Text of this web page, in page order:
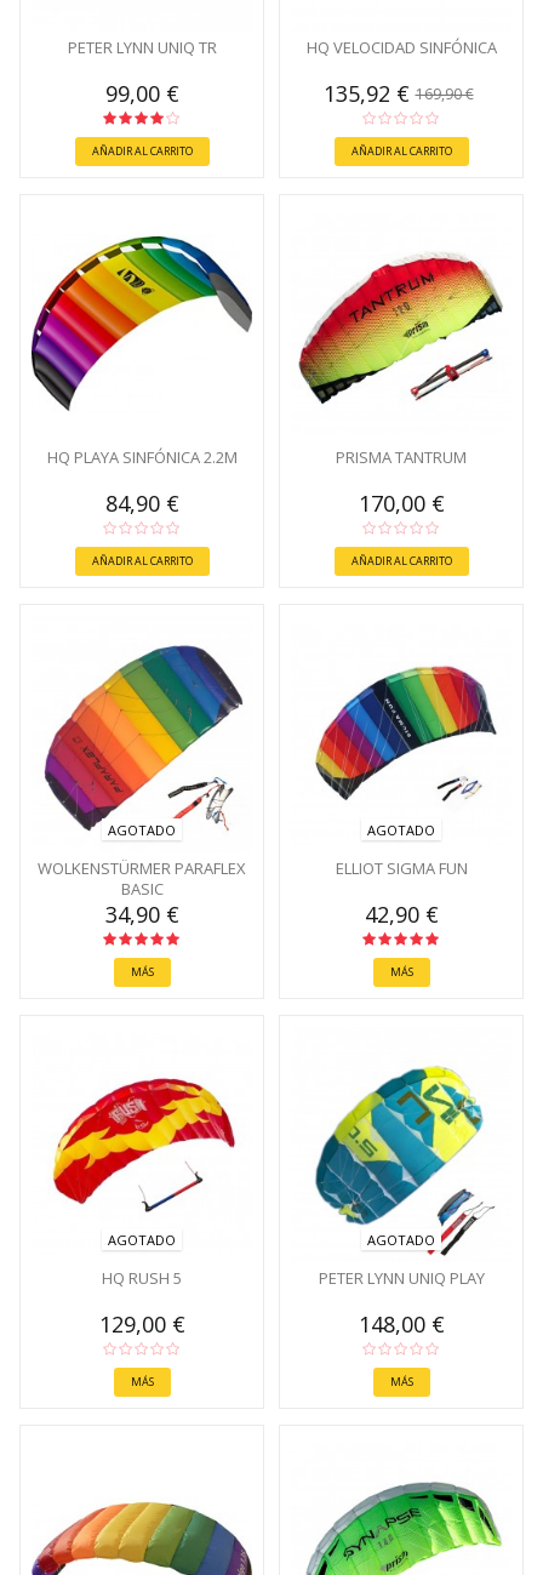
PETER LYNN UNIQ TR
99,00 €
AÑADIR AL CARRITO
HQ VELOCIDAD SINFÓNICA
135,92 €169,90 €
AÑADIR AL CARRITO
HQ PLAYA SINFÓNICA 2.2M
84,90 €
AÑADIR AL CARRITO
PRISMA TANTRUM
170,00 €
AÑADIR AL CARRITO
AGOTADO
WOLKENSTÜRMER PARAFLEX
BASIC
34,90 €
MÁS
AGOTADO
ELLIOT SIGMA FUN
42,90 €
MÁS
AGOTADO
HQ RUSH 5
129,00 €
MÁS
AGOTADO
PETER LYNN UNIQ PLAY
148,00 €
MÁS